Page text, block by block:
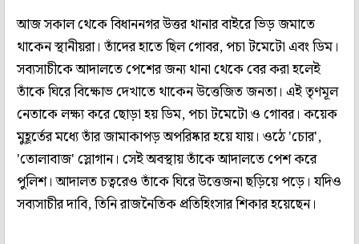
আজ সকাল থেকে বিধাননগর উত্তর থানার বাইরে ভিড় জমাতে
থাকেন স্থানীয়রা। তাঁদের হাতে ছিল গোবর, পচা টমেটো এবং ডিম।
সব্যসাচীকে আদালতে পেশের জন্য থানা থেকে বের করা হলেই
তাঁকে ঘিরে বিক্ষোভ দেখাতে থাকেন উত্তেজিত জনতা। এই তৃণমূল
নেতাকে লক্ষ্য করে ছোড়া হয় ডিম, পচা টমেটো ও গোবর। কয়েক
মুহূর্তের মধ্যে তাঁর জামাকাপড় অপরিষ্কার হয়ে যায়। ওঠে 'চোর',
'তোলাবাজ' স্লোগান। সেই অবস্থায় তাঁকে আদালতে পেশ করে
পুলিশ। আদালত চত্বরেও তাঁকে ঘিরে উত্তেজনা ছড়িয়ে পড়ে। যদিও
সব্যসাচীর দাবি, তিনি রাজনৈতিক প্রতিহিংসার শিকার হয়েছেন।